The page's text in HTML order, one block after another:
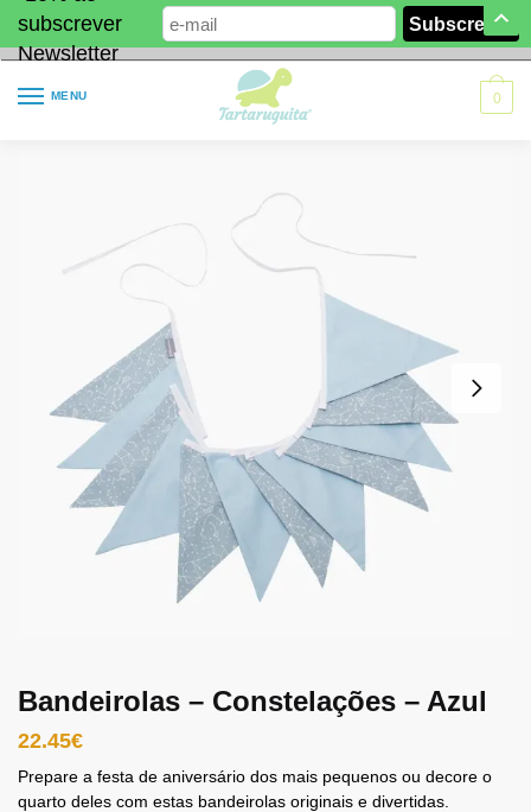
subscrever
Newsletter
MENU 0
Bandeirolas – Constelações – Azul
22.45€
Prepare a festa de aniversário dos mais pequenos ou decore o
quarto deles com estas bandeirolas originais e divertidas.